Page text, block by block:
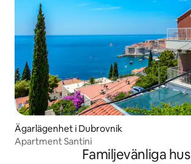
Ägarlägenhet i Dubrovnik
Apartment Santini
Familjevänliga hus